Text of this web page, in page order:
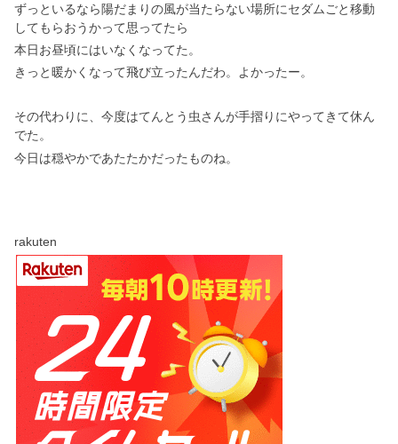
ずっといるなら陽だまりの風が当たらない場所にセダムごと移動
してもらおうかって思ってたら
本日お昼頃にはいなくなってた。
きっと暖かくなって飛び立ったんだわ。よかったー。
その代わりに、今度はてんとう虫さんが手摺りにやってきて休ん
でた。
今日は穏やかであたたかだったものね。
rakuten